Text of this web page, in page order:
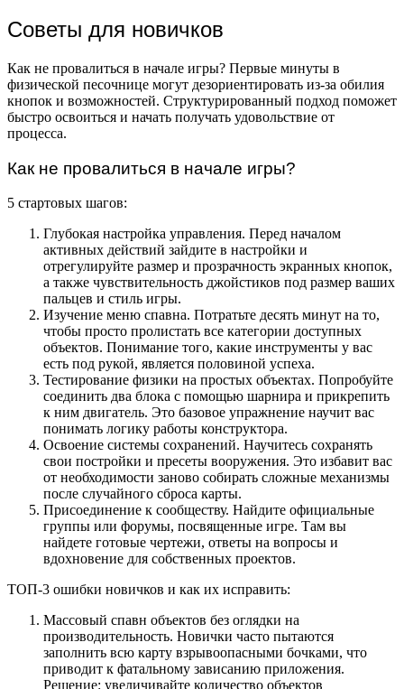
Советы для новичков
Как не провалиться в начале игры? Первые минуты в
физической песочнице могут дезориентировать из-за обилия
кнопок и возможностей. Структурированный подход поможет
быстро освоиться и начать получать удовольствие от
процесса.
Как не провалиться в начале игры?
5 стартовых шагов:
Глубокая настройка управления. Перед началом
активных действий зайдите в настройки и
отрегулируйте размер и прозрачность экранных кнопок,
а также чувствительность джойстиков под размер ваших
пальцев и стиль игры.
Изучение меню спавна. Потратьте десять минут на то,
чтобы просто пролистать все категории доступных
объектов. Понимание того, какие инструменты у вас
есть под рукой, является половиной успеха.
Тестирование физики на простых объектах. Попробуйте
соединить два блока с помощью шарнира и прикрепить
к ним двигатель. Это базовое упражнение научит вас
понимать логику работы конструктора.
Освоение системы сохранений. Научитесь сохранять
свои постройки и пресеты вооружения. Это избавит вас
от необходимости заново собирать сложные механизмы
после случайного сброса карты.
Присоединение к сообществу. Найдите официальные
группы или форумы, посвященные игре. Там вы
найдете готовые чертежи, ответы на вопросы и
вдохновение для собственных проектов.
ТОП-3 ошибки новичков и как их исправить:
Массовый спавн объектов без оглядки на
производительность. Новички часто пытаются
заполнить всю карту взрывоопасными бочками, что
приводит к фатальному зависанию приложения.
Решение: увеличивайте количество объектов